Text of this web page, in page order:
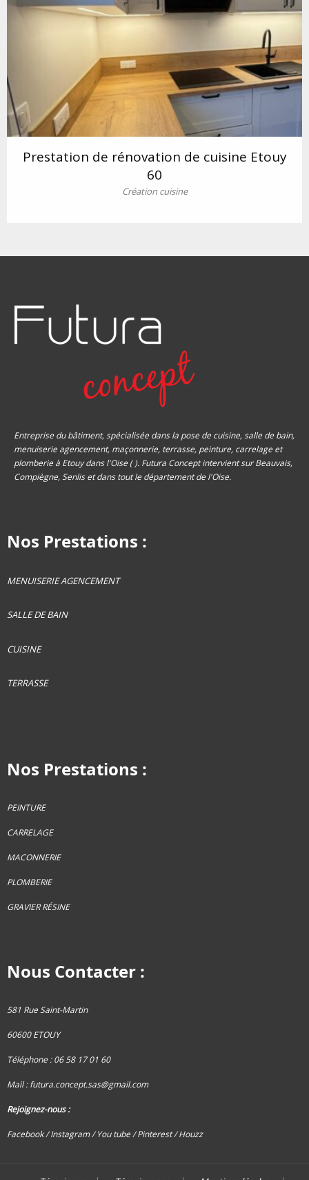
Prestation de rénovation de cuisine Etouy
60
Création cuisine
Entreprise du bâtiment, spécialisée dans la pose de cuisine, salle de bain,
menuiserie agencement, maçonnerie, terrasse, peinture, carrelage et
plomberie à Etouy dans l'Oise ( ). Futura Concept intervient sur Beauvais,
Compiègne, Senlis et dans tout le département de l'Oise.
Nos Prestations :
MENUISERIE AGENCEMENT
SALLE DE BAIN
CUISINE
TERRASSE
Nos Prestations :
PEINTURE
CARRELAGE
MACONNERIE
PLOMBERIE
GRAVIER RÉSINE
Nous Contacter :
581 Rue Saint-Martin
60600 ETOUY
Téléphone : 06 58 17 01 60
Mail :futura.concept.sas@gmail.com
Rejoignez-nous :
Facebook /Instagram/ You tube/ Pinterest/ Houzz